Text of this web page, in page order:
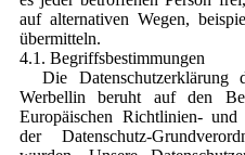
auf alternativen Wegen,
übermitteln.
4.1. Begriffsbestimmungen
Die Datenschutzerklärung
Werbellin beruht auf den
Europäischen Richtlinien- und
der Datenschutz-